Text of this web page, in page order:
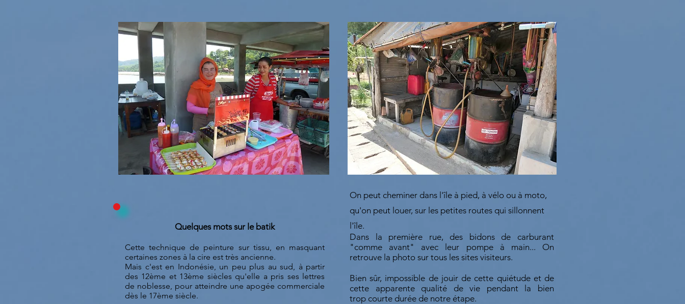
Quelques mots sur le batik
Cette technique de peinture sur tissu, en masquant
certaines zones à la cire est très ancienne.
Mais c'est en Indonésie, un peu plus au sud, à partir
des 12ème et 13ème siècles qu'elle a pris ses lettres
de noblesse, pour atteindre une apogée commerciale
dès le 17ème siècle.
On peut cheminer dans l'île à pied, à vélo ou à moto,
qu'on peut louer, sur les petites routes qui sillonnent
l'île.
Dans la première rue, des bidons de carburant
"comme avant" avec leur pompe à main... On
retrouve la photo sur tous les sites visiteurs.
Bien sûr, impossible de jouir de cette quiétude et de
cette apparente qualité de vie pendant la bien
trop courte durée de notre étape.